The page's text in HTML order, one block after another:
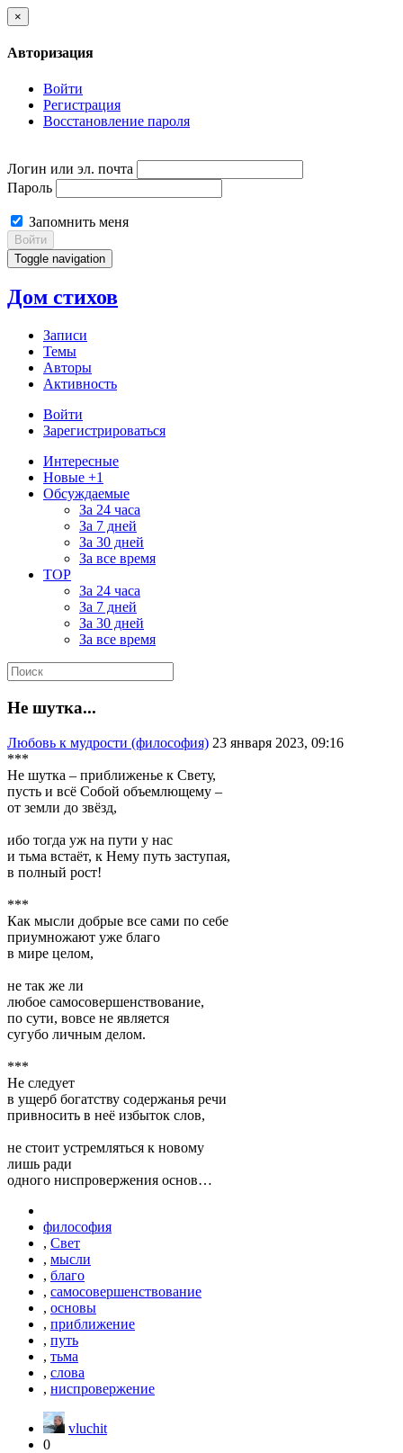
×
Авторизация
Войти
Регистрация
Восстановление пароля
Логин или эл. почта
Пароль
Запомнить меня
Войти
Toggle navigation
Дом стихов
Записи
Темы
Авторы
Активность
Войти
Зарегистрироваться
Интересные
Новые +1
Обсуждаемые
За 24 часа
За 7 дней
За 30 дней
За все время
TOP
За 24 часа
За 7 дней
За 30 дней
За все время
Не шутка...
Любовь к мудрости (философия) 23 января 2023, 09:16
***
Не шутка – приближенье к Свету,
пусть и всё Собой объемлющему –
от земли до звёзд,
ибо тогда уж на пути у нас
и тьма встаёт, к Нему путь заступая,
в полный рост!
***
Как мысли добрые все сами по себе
приумножают уже благо
в мире целом,
не так же ли
любое самосовершенствование,
по сути, вовсе не является
сугубо личным делом.
***
Не следует
в ущерб богатству содержанья речи
привносить в неё избыток слов,
не стоит устремляться к новому
лишь ради
одного ниспровержения основ…
философия
, Свет
, мысли
, благо
, самосовершенствование
, основы
, приближение
, путь
, тьма
, слова
, ниспровержение
vluchit
0